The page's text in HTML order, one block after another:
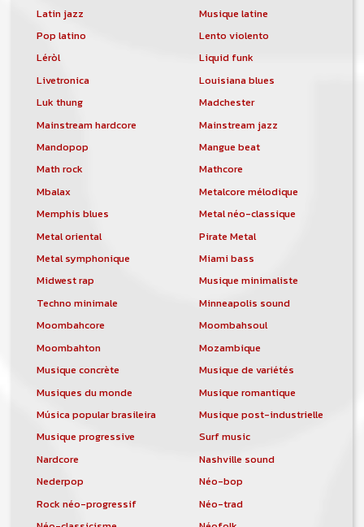
Latin jazz
Musique latine
Pop latino
Lento violento
Léròl
Liquid funk
Livetronica
Louisiana blues
Luk thung
Madchester
Mainstream hardcore
Mainstream jazz
Mandopop
Mangue beat
Math rock
Mathcore
Mbalax
Metalcore mélodique
Memphis blues
Metal néo-classique
Metal oriental
Pirate Metal
Metal symphonique
Miami bass
Midwest rap
Musique minimaliste
Techno minimale
Minneapolis sound
Moombahcore
Moombahsoul
Moombahton
Mozambique
Musique concrète
Musique de variétés
Musiques du monde
Musique romantique
Música popular brasileira
Musique post-industrielle
Musique progressive
Surf music
Nardcore
Nashville sound
Nederpop
Néo-bop
Rock néo-progressif
Néo-trad
de développement du site, et peut-être
une campagne de communication. Il va
comptabilité sera totalement publique
visible directement sur le site.
Un nouveau service de petites annonces
pour musicien vous est proposé sur le
site. Ce service permet, lorsque vous
êtes musiciens ou un groupe, un
orchestre, DJ, etc... de chercher un/des